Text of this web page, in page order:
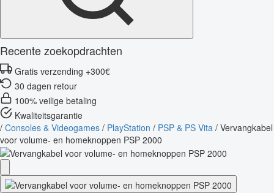
Recente zoekopdrachten
Gratis verzending +300€
30 dagen retour
100% veilige betaling
Kwaliteitsgarantie
/ Consoles & Videogames / PlayStation / PSP & PS Vita / Vervangkabel
voor volume- en homeknoppen PSP 2000